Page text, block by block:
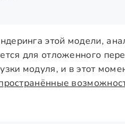
этой модели,
для отложенного
модуля, и в этот